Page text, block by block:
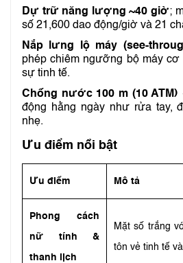
Dự trữ năng lượng ~40 giờ;
số 21,600 dao động/giờ và 21
Nắp lưng lộ máy (see-
phép chiêm ngưỡng bộ máy cơ
sự tinh tế.
Chống nước 100 m (10 ATM)
động hằng ngày như rửa tay,
nhẹ.
Ưu điểm nổi bật
Ưu điểm Mô tả
Phong cách
nữ tính &
thanh lịch
Mặt số trắng
tôn vẻ tinh tế